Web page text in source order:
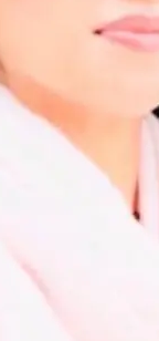
リーダーサポート